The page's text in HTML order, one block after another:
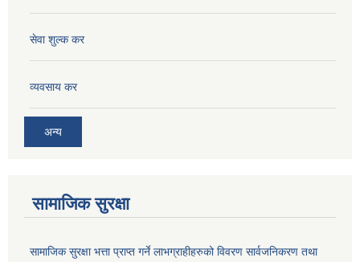
सेवा शुल्क कर
व्यवसाय कर
अन्य
सामाजिक सुरक्षा
सामाजिक सुरक्षा भत्ता प्राप्त गर्ने लाभग्राहीहरुको विवरण सार्वजनिकरण तथा